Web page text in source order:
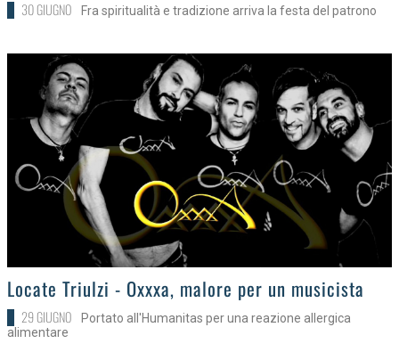
30 GIUGNO Fra spiritualità e tradizione arriva la festa del patrono
>Locate Triulzi - Oxxxa, malore per un musicista
29 GIUGNO
Portato all'Humanitas per una reazione allergica
alimentare